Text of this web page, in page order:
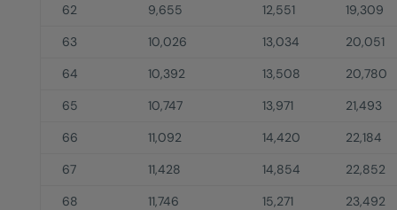
62 9,655 12,551
19,309
63
10,026 13,034
20,051
64
10,392 13,508
20,780
65
10,747 13,971
21,493
66
11,092 14,420
22,184
67
11,428 14,854
22,852
68
11,746 15,271
23,492